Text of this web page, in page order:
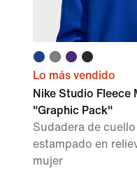
Lo más vendido
Nike Studio Fleece
"Graphic Pack"
Sudadera de
estampado en
mujer